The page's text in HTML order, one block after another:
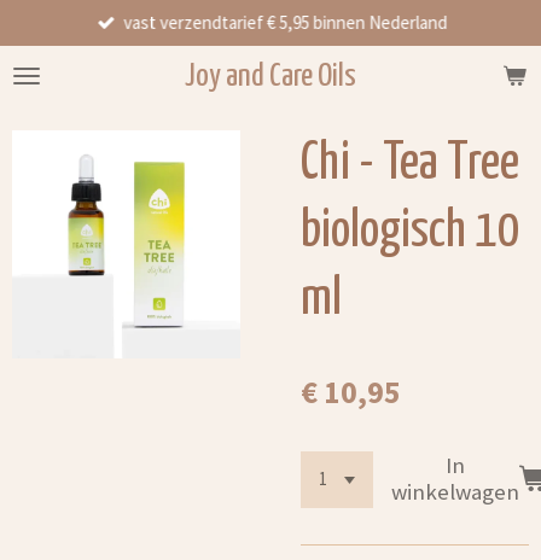
direct
naar
Joy and Care Oils
vast verzendtarief € 5,95 binnen Nederland
Chi - Tea Tree
biologisch 10
ml
€ 10,95
In
winkelwagen